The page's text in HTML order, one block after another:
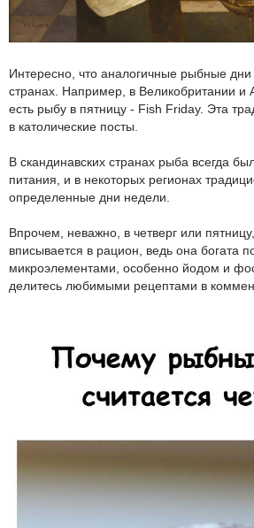
Интересно, что аналогичные рыбные дни
странах. Например, в Великобритании и
есть рыбу в пятницу - Fish Friday. Эта
в католические посты.
В скандинавских странах рыба всегда
питания, и в некоторых регионах
определенные дни недели.
Впрочем, неважно, в четверг или
вписывается в рацион, ведь она богата
микроэлементами, особенно йодом и
делитесь любимыми рецептами в